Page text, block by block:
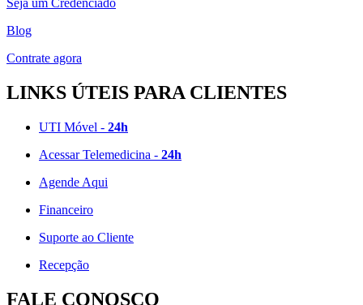
Seja um Credenciado
Blog
Contrate agora
LINKS ÚTEIS PARA CLIENTES
UTI Móvel - 24h
Acessar Telemedicina - 24h
Agende Aqui
Financeiro
Suporte ao Cliente
Recepção
FALE CONOSCO